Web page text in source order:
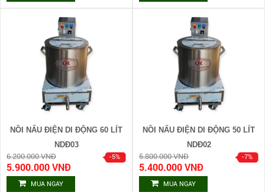
NỒI NẤU ĐIỆN DI ĐỘNG 60 LÍT
NDĐ03
6.200.000 VNĐ
5.900.000 VNĐ
MUA NGAY
NỒI NẤU ĐIỆN DI ĐỘNG 50 LÍT
NDĐ02
5.800.000 VNĐ
5.400.000 VNĐ
MUA NGAY